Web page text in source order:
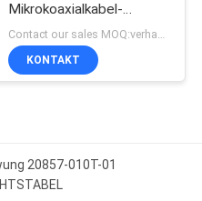
Mikrokoaxialkabel-
Steckverbinder
Contact our sales MOQ:verhandelbar
KONTAKT
20857-010T-01